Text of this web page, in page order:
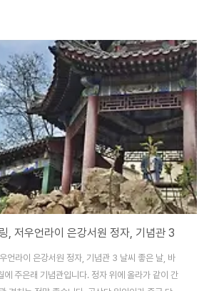
전] 이곳 은강서원(은풍서원)은 주은래 기념관으로
한 위인으로, 혁명가, 정치가, 군사, 외교에 능통했습
, 전쟁, 과학, 교육, 문화 다방면에 뛰어났고, 주은래
역사적 소명은 대대손손 중국 인민의 가슴속에 각
19세기말, 내우외한에 시달리던 중국에서 태어났
, 저우언라이 은강서원 정자, 기념관 3
언라이 은강서원 정자, 기념관 3 날씨 좋은 날, 바
에 주은래 기념관입니다. 정자 위에 올라가 같이 간